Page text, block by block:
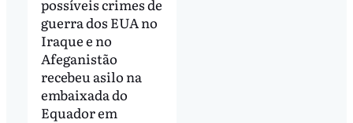
possíveis crimes de
guerra dos EUA no
Iraque e no
Afeganistão
recebeu asilo na
embaixada do
Equador em